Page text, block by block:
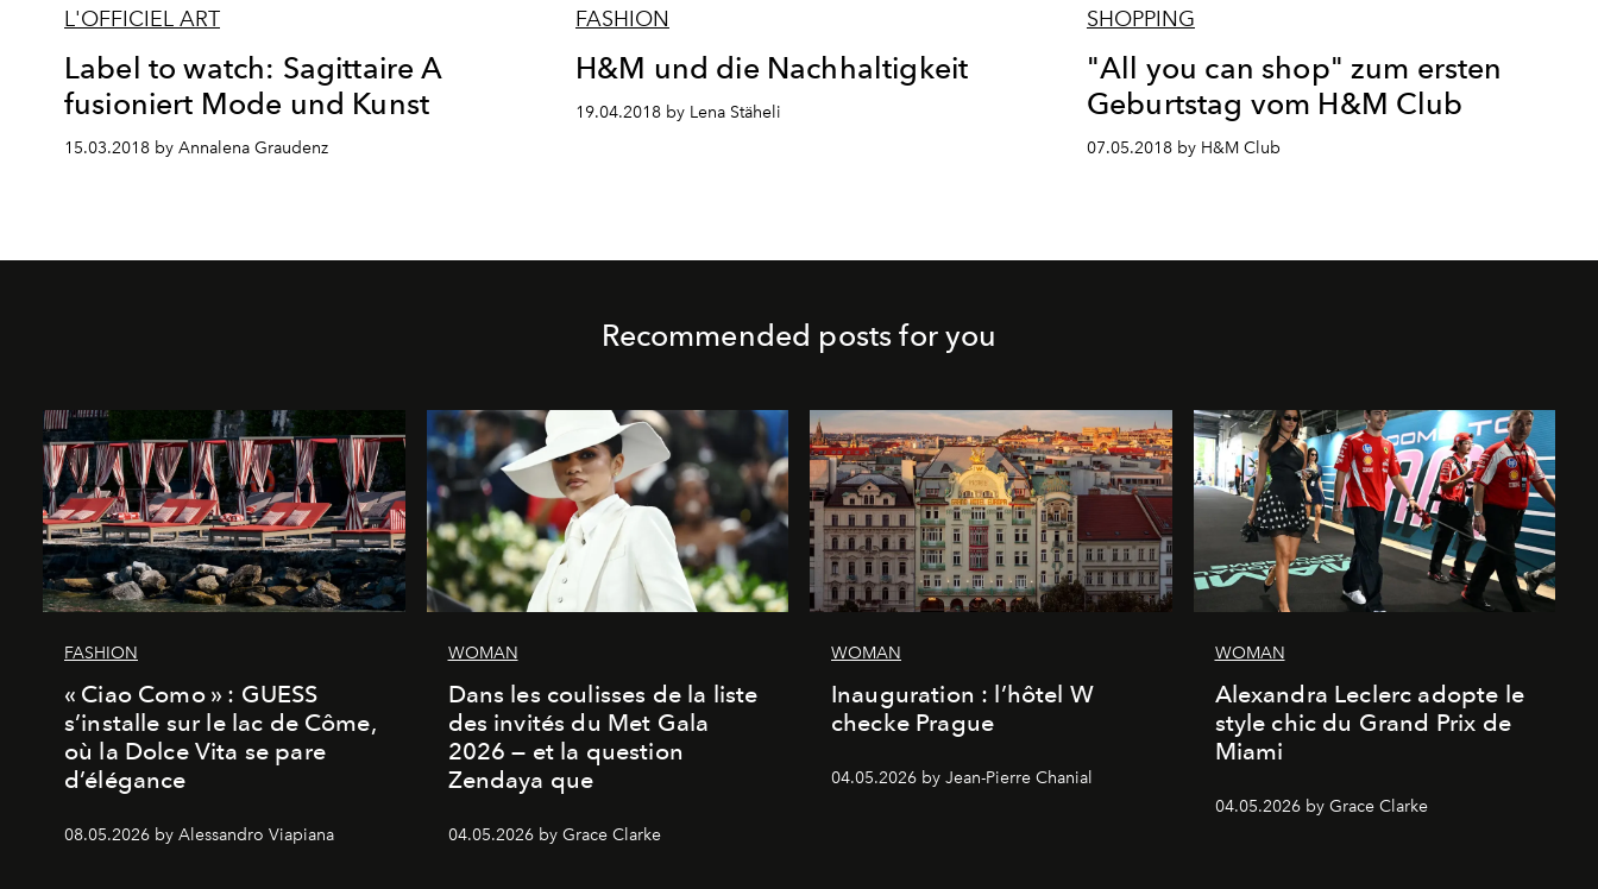
L'OFFICIEL ART
Label to watch: Sagittaire A
fusioniert Mode und Kunst
15.03.2018 by Annalena Graudenz
FASHION
H&M und die Nachhaltigkeit
19.04.2018 by Lena Stäheli
SHOPPING
"All you can shop" zum ersten
Geburtstag vom H&M Club
07.05.2018 by H&M Club
Recommended posts for you
FASHION
« Ciao Como » : GUESS
s’installe sur le lac de Côme,
où la Dolce Vita se pare
d’élégance
08.05.2026 by Alessandro Viapiana
WOMAN
Dans les coulisses de la liste
des invités du Met Gala
2026 — et la question
Zendaya que
04.05.2026 by Grace Clarke
WOMAN
Inauguration : l’hôtel W
checke Prague
04.05.2026 by Jean-Pierre Chanial
WOMAN
Alexandra Leclerc adopte le
style chic du Grand Prix de
Miami
04.05.2026 by Grace Clarke